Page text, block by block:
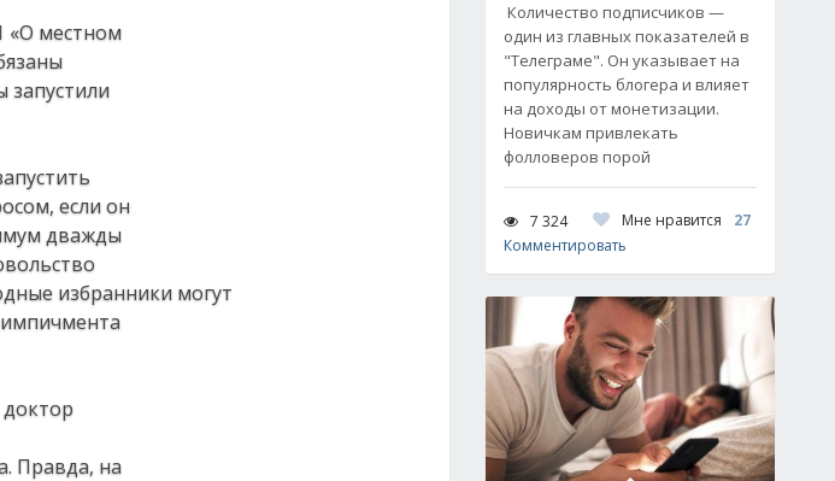
«О местном
запустили
если он
дважды
избранники могут
доктор
Правда, на
Количество подписчиков —
один из главных показателей в
"Телеграме". Он указывает на
популярность блогера и влияет
на доходы от монетизации.
Новичкам привлекать
фолловеров порой
7 324 Мне нравится
27
Комментировать